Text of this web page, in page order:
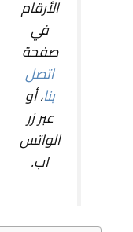
الأرقام
في
صفحة
اتصل
بنا، أو
عبر زر
الواتس
اب.